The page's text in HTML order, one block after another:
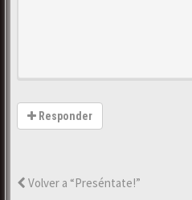
Responder
Volver a “Preséntate!”